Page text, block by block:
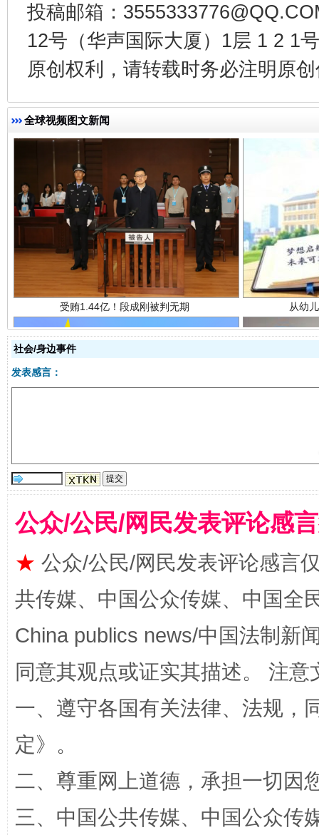
投稿邮箱：
12号（华声国际大厦）1层 1 2 1
原创权利，请转载时务必注明原
全球视频图文新闻
受贿1.44亿！段成刚被判无期 从幼
全民健身五年计划来了！等你上场
阿坝州三大球赛在茂县开幕 规模
国家大学科技园优化重塑工作
社会/身边事件
发表感言：
公众/公民/网民发表评论感
★ 公众/公民/网民发表评论感言
共传媒、中国公众传媒、中国全
China publics news/中国法制新
同意其观点或证实其描述。 注
一、遵守各国有关法律、法规，
定》。
二、尊重网上道德，承担一切因
三、中国公共传媒、中国公众传